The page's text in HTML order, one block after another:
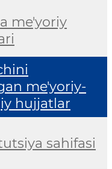
me'yoriy
me'yoriy-
hujjatlar
sahifasi